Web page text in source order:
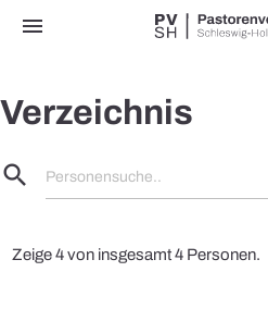
menu
Verzeichnis
search Personensuche..
Zeige 4 von insgesamt 4 Personen.